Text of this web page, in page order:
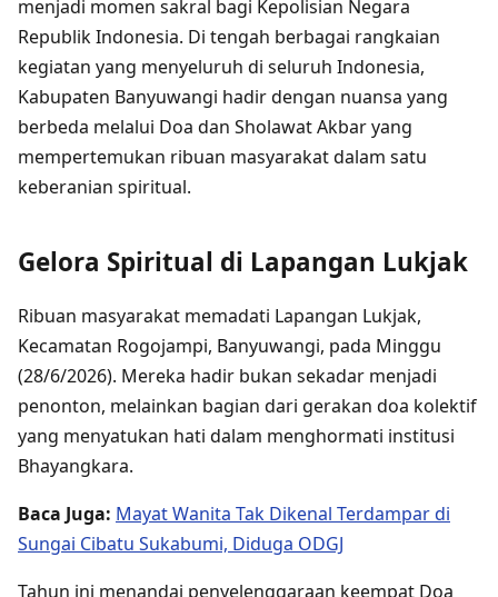
menjadi momen sakral bagi Kepolisian Negara
Republik Indonesia. Di tengah berbagai rangkaian
kegiatan yang menyeluruh di seluruh Indonesia,
Kabupaten Banyuwangi hadir dengan nuansa yang
berbeda melalui Doa dan Sholawat Akbar yang
mempertemukan ribuan masyarakat dalam satu
keberanian spiritual.
Gelora Spiritual di Lapangan Lukjak
Ribuan masyarakat memadati Lapangan Lukjak,
Kecamatan Rogojampi, Banyuwangi, pada Minggu
(28/6/2026). Mereka hadir bukan sekadar menjadi
penonton, melainkan bagian dari gerakan doa kolektif
yang menyatukan hati dalam menghormati institusi
Bhayangkara.
Baca Juga: Mayat Wanita Tak Dikenal Terdampar di
Sungai Cibatu Sukabumi, Diduga ODGJ
Tahun ini menandai penyelenggaraan keempat Doa